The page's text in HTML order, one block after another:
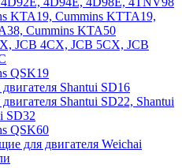
KTA19, Cummins KTTA19,
Cummins KTA50
JCB 4CX, JCB 5CX, JCB
QSK19
Shantui SD16
Shantui SD22, Shantui
SD32
QSK60
для двигателя Weichai